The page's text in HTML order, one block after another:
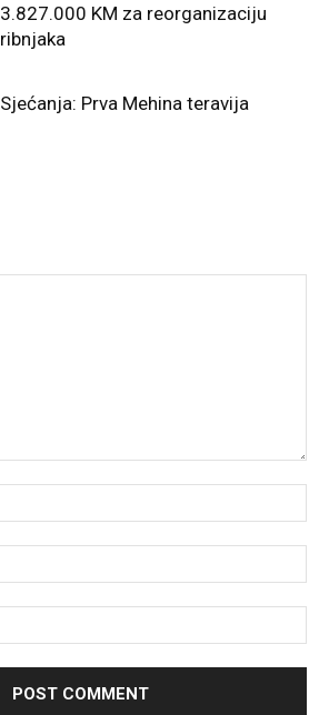
3.827.000 KM za reorganizaciju
ribnjaka
Sjećanja: Prva Mehina teravija